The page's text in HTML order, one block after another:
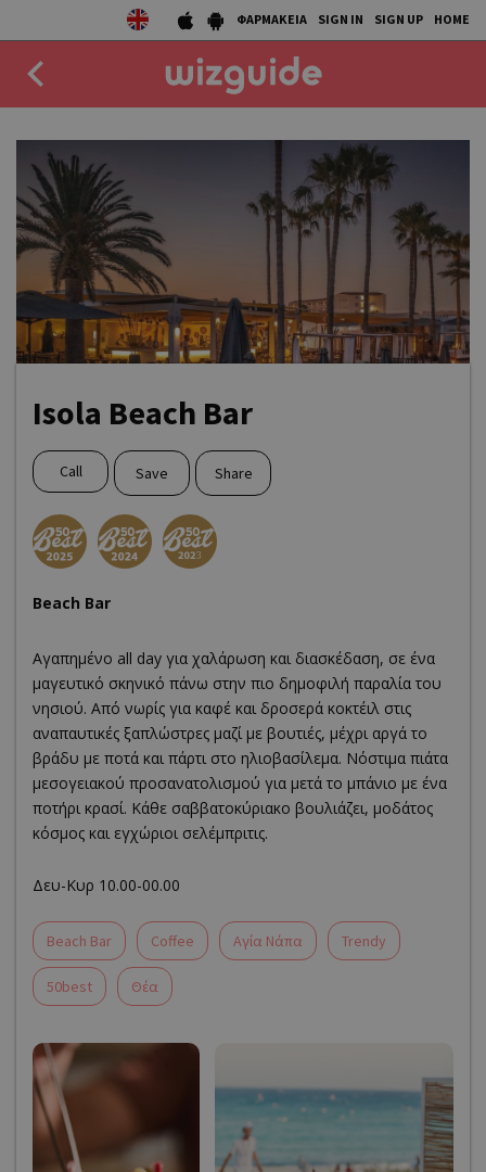
ΦΑΡΜΑΚΕΙΑ SIGN IN SIGN UP HOME
DRINK
50 BEST
AGENDA
COLLECTIONS
Isola Beach Bar
Call Save Share
Beach Bar
Αγαπημένο all day για χαλάρωση και διασκέδαση, σε ένα
μαγευτικό σκηνικό πάνω στην πιο δημοφιλή παραλία του
νησιού. Από νωρίς για καφέ και δροσερά κοκτέιλ στις
αναπαυτικές ξαπλώστρες μαζί με βουτιές, μέχρι αργά το
βράδυ με ποτά και πάρτι στο ηλιοβασίλεμα. Νόστιμα πιάτα
μεσογειακού προσανατολισμού για μετά το μπάνιο με ένα
ποτήρι κρασί. Κάθε σαββατοκύριακο βουλιάζει, μοδάτος
κόσμος και εγχώριοι σελέμπριτις.
Δευ-Κυρ 10.00-00.00
Beach Bar Coffee Αγία Νάπα Trendy
50best Θέα